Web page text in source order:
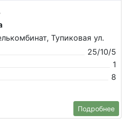
Тупиковая ул.
25/10/5
1
8
Подробнее